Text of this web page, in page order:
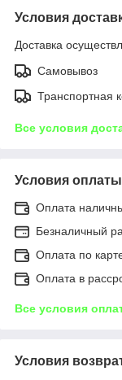
Условия
Доставка
Самовывоз
Транспортная
Все условия
Условия оплаты
Оплата
Безналичный
Оплата по
Оплата в
Все условия
Условия